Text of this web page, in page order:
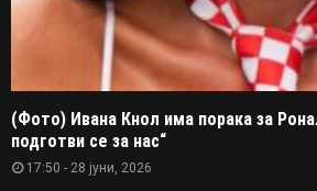
(Фото) Ивана Кнол има порака за
подготви се за нас“
17:50 - 28 јуни, 2026